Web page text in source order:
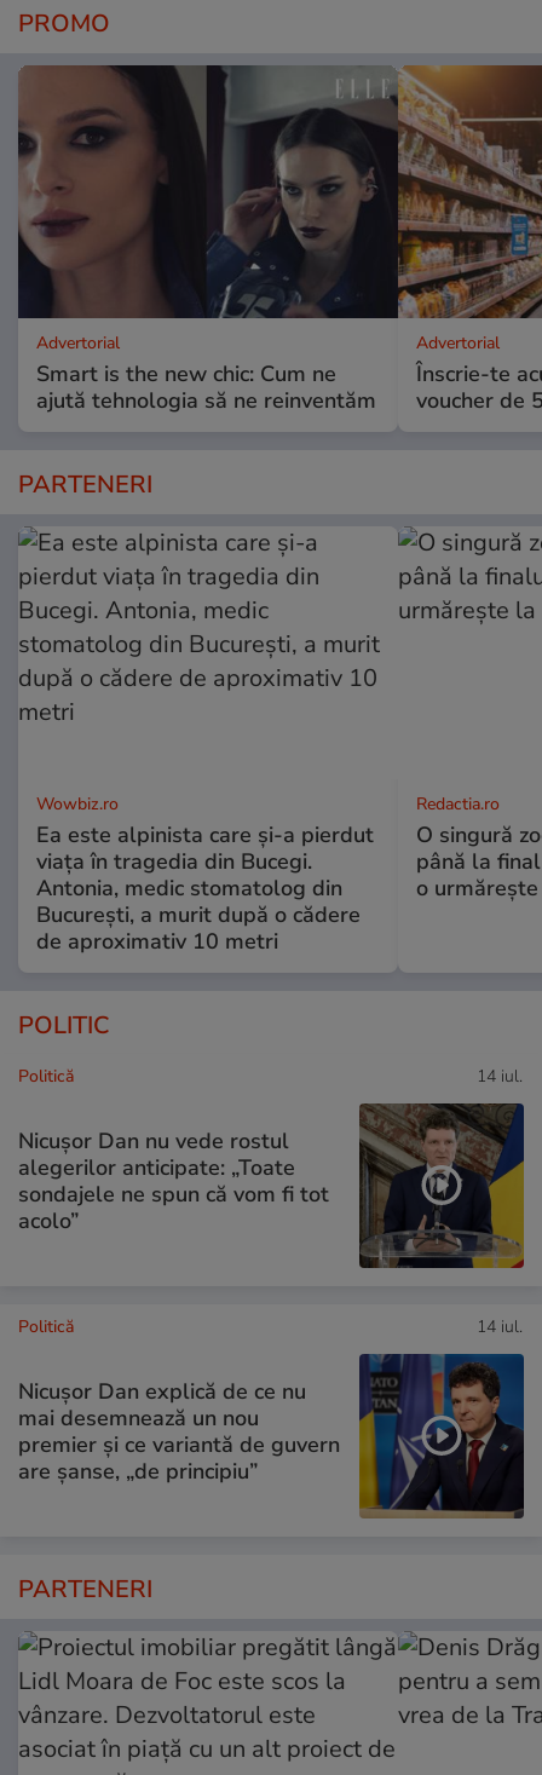
PROMO
Advertorial
Smart is the new chic: Cum ne
ajută tehnologia să ne reinventăm
Advertorial
Înscrie-te
voucher de
PARTENERI
Wowbiz.ro
Ea este alpinista care și-a pierdut
viața în tragedia din Bucegi.
Antonia, medic stomatolog din
București, a murit după o cădere
de aproximativ 10 metri
Redactia.ro
O singură
până la
o
POLITIC
Politică 14 iul.
Nicușor Dan nu vede rostul
alegerilor anticipate: „Toate
sondajele ne spun că vom fi tot
acolo”
Politică 14 iul.
Nicușor Dan explică de ce nu
mai desemnează un nou
premier și ce variantă de guvern
are șanse, „de principiu”
PARTENERI